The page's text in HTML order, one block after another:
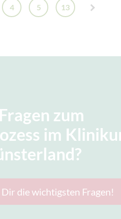
4 5 13
zum
im
die wichtigsten Fragen!